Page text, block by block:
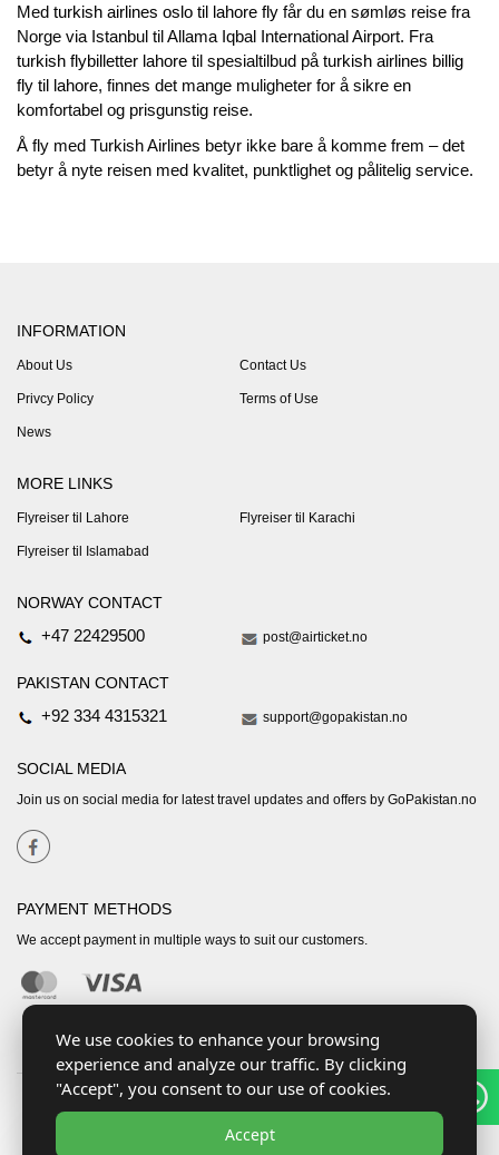
Med turkish airlines oslo til lahore fly får du en sømløs reise fra
Norge via Istanbul til Allama Iqbal International Airport. Fra
turkish flybilletter lahore til spesialtilbud på turkish airlines billig
fly til lahore, finnes det mange muligheter for å sikre en
komfortabel og prisgunstig reise.
Å fly med Turkish Airlines betyr ikke bare å komme frem – det
betyr å nyte reisen med kvalitet, punktlighet og pålitelig service.
INFORMATION
About Us Contact Us
Privcy Policy Terms of Use
News
MORE LINKS
Flyreiser til Lahore Flyreiser til Karachi
Flyreiser til Islamabad
NORWAY CONTACT
+47 22429500 post@airticket.no
PAKISTAN CONTACT
+92 334 4315321 support@gopakistan.no
SOCIAL MEDIA
Join us on social media for latest travel updates and offers by GoPakistan.no
PAYMENT METHODS
We accept payment in multiple ways to suit our customers.
We use cookies to enhance your browsing
experience and analyze our traffic. By clicking
"Accept", you consent to our use of cookies.
Accept